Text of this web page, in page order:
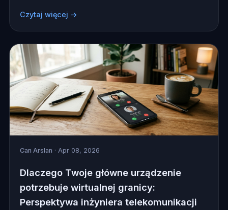
Czytaj więcej →
Can Arslan · Apr 08, 2026
Dlaczego Twoje główne urządzenie
potrzebuje wirtualnej granicy:
Perspektywa inżyniera telekomunikacji